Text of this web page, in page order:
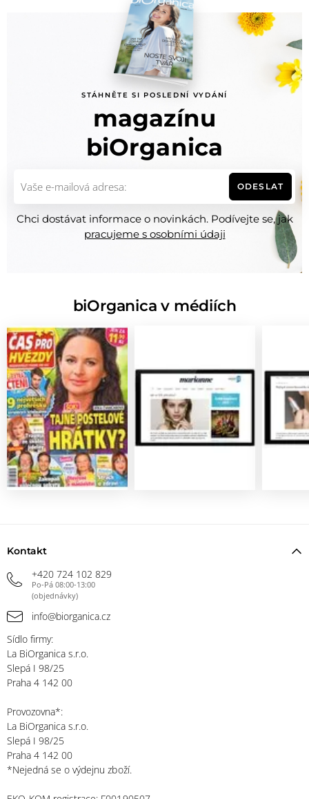
STÁHNĚTE SI POSLEDNÍ VYDÁNÍ
magazínu
biOrganica
ODESLAT
Chci dostávat informace o novinkách. Podívejte se, jak
pracujeme s osobními údaji
biOrganica v médiích
Kontakt
+420 724 102 829
Po-Pá 08:00-13:00
(objednávky)
info@biorganica.cz
Sídlo firmy:
La BiOrganica s.r.o.
Slepá I 98/25
Praha 4 142 00
Provozovna*:
La BiOrganica s.r.o.
Slepá I 98/25
Praha 4 142 00
*Nejedná se o výdejnu zboží.